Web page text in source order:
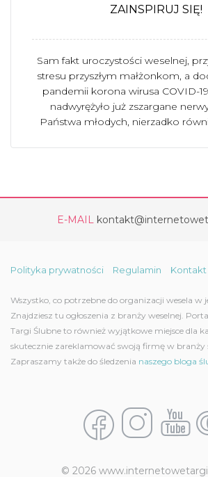
ZAINSPIRUJ SIĘ!
Sam fakt uroczystości weselnej,
stresu przyszłym małżonkom, a
pandemii korona wirusa COVID-
nadwyrężyło już zszargane
Państwa młodych, nierzadko
E-MAIL
Polityka prywatności Regulamin Kontakt
Wszystko, co potrzebne do organizacji wesela w
Znajdziesz tu ogłoszenia z branży weselnej.
Targi Ślubne to również wyjątkowe miejsce dla
skutecznie zareklamować swoją firmę w branży
Zapraszamy także do śledzenia naszego bloga
© 2026